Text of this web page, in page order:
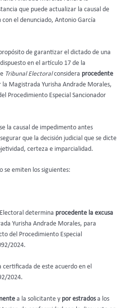
que puede actualizar la causal de
el denunciado, Antonio García
de garantizar el dictado de una
en el artículo 17 de la
Tribunal Electoralconsidera procedente
la Magistrada Yurisha Andrade Morales,
Procedimiento Especial Sancionador
la causal de impedimento antes
que la decisión judicial que se dicte
certeza e imparcialidad.
se emiten los siguientes:
determina procedente la excusa
Yurisha Andrade Morales, para
del Procedimiento Especial
2024.
certificada de este acuerdo en el
2024.
a la solicitante y por estradosa los